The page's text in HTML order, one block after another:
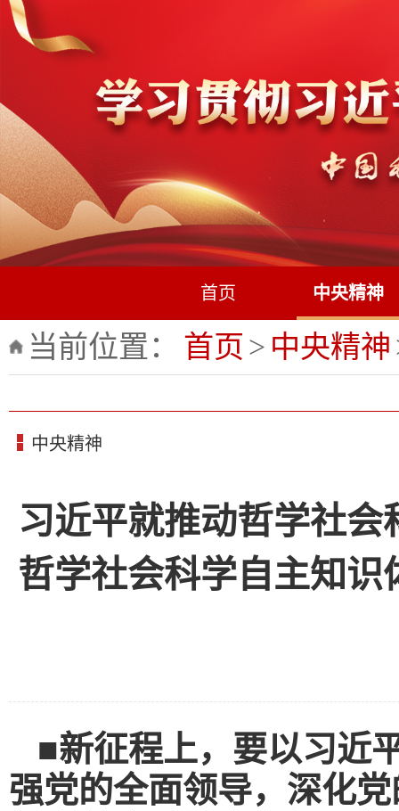
首页 中央精神
当前位置： 首页 > 中央精神
中央精神
习近平就推动哲学社
哲学社会科学自主知
■新征程上，要以习近
强党的全面领导，深化